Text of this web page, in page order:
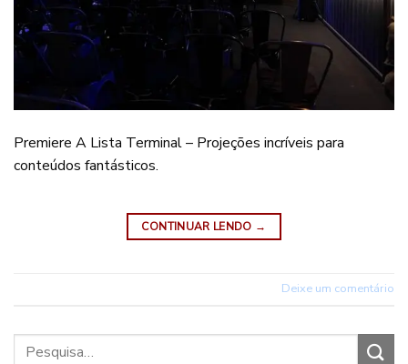
Premiere A Lista Terminal – Projeções incríveis para
conteúdos fantásticos.
CONTINUAR LENDO →
Deixe um comentário